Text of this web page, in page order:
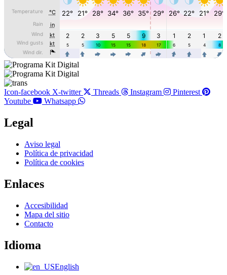
Icon-facebook X-twitter Threads Instagram
Pinterest
Youtube
Whatsapp
Legal
Main
Menu
Aviso legal
Política de privacidad
Política de cookies
Enlaces
Main
Menu
Accesibilidad
Mapa del sitio
Contacto
Idioma
Main
English